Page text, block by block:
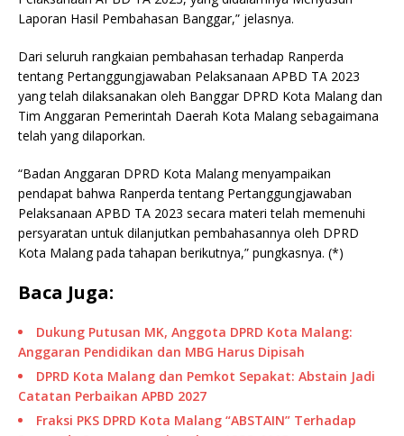
Laporan Hasil Pembahasan Banggar,” jelasnya.
Dari seluruh rangkaian pembahasan terhadap Ranperda
tentang Pertanggungjawaban Pelaksanaan APBD TA 2023
yang telah dilaksanakan oleh Banggar DPRD Kota Malang dan
Tim Anggaran Pemerintah Daerah Kota Malang sebagaimana
telah yang dilaporkan.
“Badan Anggaran DPRD Kota Malang menyampaikan
pendapat bahwa Ranperda tentang Pertanggungjawaban
Pelaksanaan APBD TA 2023 secara materi telah memenuhi
persyaratan untuk dilanjutkan pembahasannya oleh DPRD
Kota Malang pada tahapan berikutnya,” pungkasnya. (*)
Baca Juga:
Dukung Putusan MK, Anggota DPRD Kota Malang:
Anggaran Pendidikan dan MBG Harus Dipisah
DPRD Kota Malang dan Pemkot Sepakat: Abstain Jadi
Catatan Perbaikan APBD 2027
Fraksi PKS DPRD Kota Malang “ABSTAIN” Terhadap